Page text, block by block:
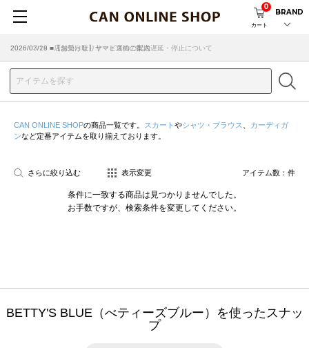
カート
0
BRAND
2026/07/29 ■【お知らせ】ヤマト運輸の配送遅延・停止について
2026/03/18 ■店舗受け取りサービスのご案内
CAN ONLINE SHOPの商品一覧です。 スカート やシャツ・ブラウス
カーディガ
ンなど定番アイテムを取り揃えております。
さらに絞り込む 表示変更 アイテム数： 件
条件に一致する商品は見つかりませんでした。
お手数ですが、検索条件を変更してください。
BETTY'S BLUE（べティーズブルー）を使ったスナッ
プ